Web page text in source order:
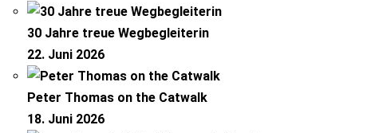
30 Jahre treue Wegbegleiterin
22. Juni 2026
Peter Thomas on the Catwalk
18. Juni 2026